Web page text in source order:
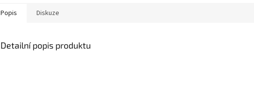
Popis Diskuze
Detailní popis produktu